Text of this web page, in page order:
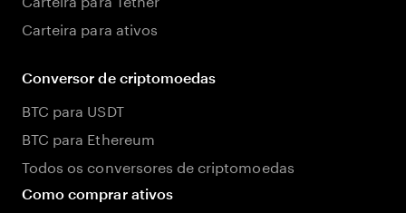
Carteira para ativos
Conversor de criptomoedas
BTC para USDT
BTC para Ethereum
Todos os conversores de criptomoedas
Como comprar ativos